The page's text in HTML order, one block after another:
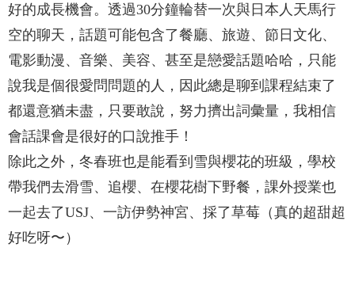
好的成長機會。透過30分鐘輪替一次與日本人天馬行
空的聊天，話題可能包含了餐廳、旅遊、節日文化、
電影動漫、音樂、美容、甚至是戀愛話題哈哈，只能
說我是個很愛問問題的人，因此總是聊到課程結束了
都還意猶未盡，只要敢說，努力擠出詞彙量，我相信
會話課會是很好的口說推手！
除此之外，冬春班也是能看到雪與櫻花的班級，學校
帶我們去滑雪、追櫻、在櫻花樹下野餐，課外授業也
一起去了USJ、一訪伊勢神宮、採了草莓（真的超甜超
好吃呀〜）